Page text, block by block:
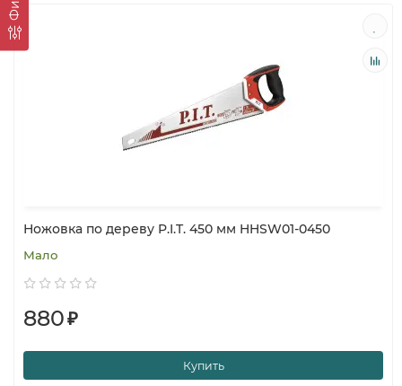
Ножовка по дереву P.I.T. 450 мм HHSW01-0450
Мало
880₽
Купить